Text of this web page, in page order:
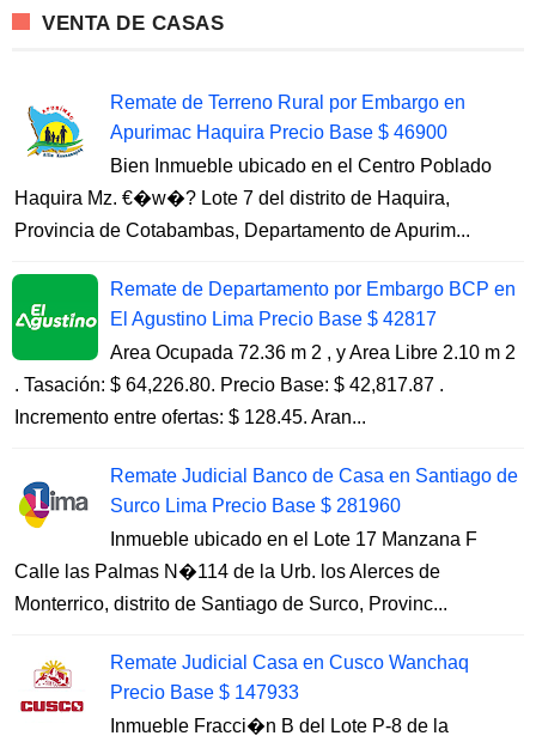
VENTA DE CASAS
Remate de Terreno Rural por Embargo en
Apurimac Haquira Precio Base $ 46900
Bien Inmueble ubicado en el Centro Poblado
Haquira Mz. €�w�? Lote 7 del distrito de Haquira,
Provincia de Cotabambas, Departamento de Apurim...
Remate de Departamento por Embargo BCP en
El Agustino Lima Precio Base $ 42817
Area Ocupada 72.36 m 2 , y Area Libre 2.10 m 2
. Tasación: $ 64,226.80. Precio Base: $ 42,817.87 .
Incremento entre ofertas: $ 128.45. Aran...
Remate Judicial Banco de Casa en Santiago de
Surco Lima Precio Base $ 281960
Inmueble ubicado en el Lote 17 Manzana F
Calle las Palmas N�114 de la Urb. los Alerces de
Monterrico, distrito de Santiago de Surco, Provinc...
Remate Judicial Casa en Cusco Wanchaq
Precio Base $ 147933
Inmueble Fracci�n B del Lote P-8 de la